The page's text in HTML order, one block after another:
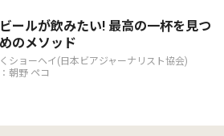
ールが飲みたい! 最高の一杯を見つ
のメソッド
ショーヘイ(日本ビアジャーナリスト協会)
朝野 ペコ